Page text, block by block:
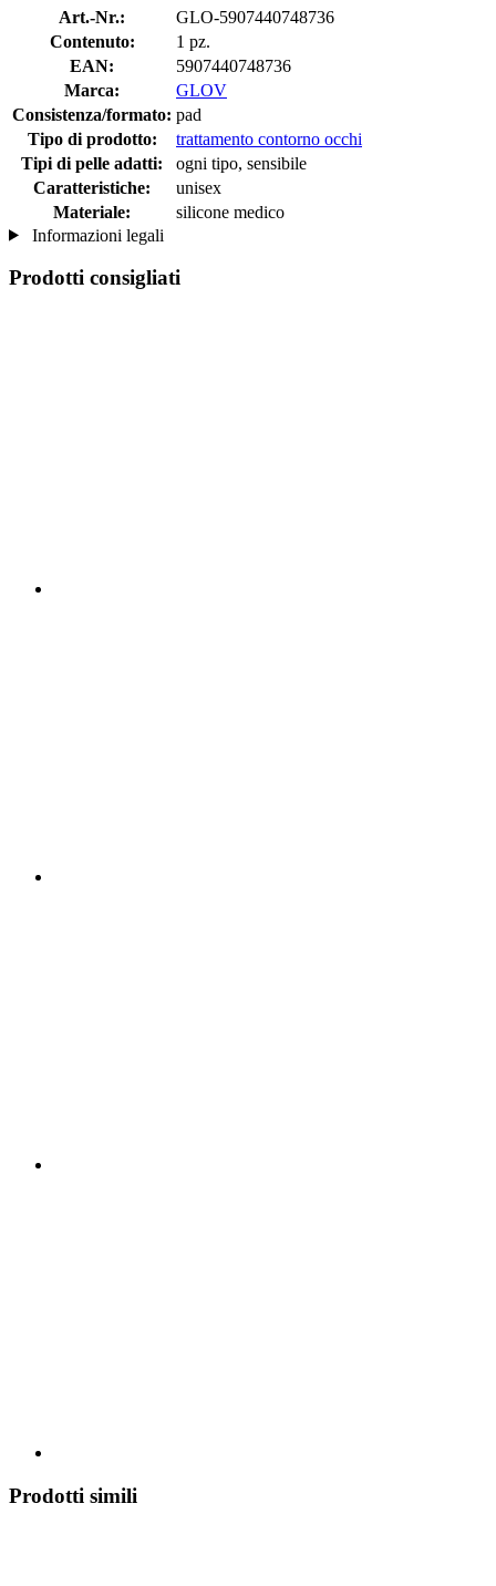
Art.-Nr.:
GLO-5907440748736
Contenuto:
1 pz.
EAN:
5907440748736
Marca:
GLOV
Consistenza/formato: pad
Tipo di prodotto:
trattamento contorno occhi
Tipi di pelle adatti:
ogni tipo, sensibile
Caratteristiche:
unisex
Materiale:
silicone medico
Informazioni legali
Prodotti consigliati
Prodotti simili